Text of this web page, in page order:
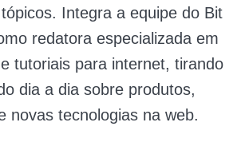
Integra a equipe do Bit
redatora especializada em
tutoriais para internet, tirando
dia a dia sobre produtos,
novas tecnologias na web.